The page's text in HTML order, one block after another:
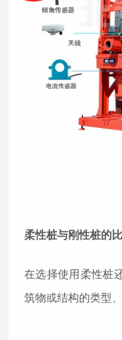
柔性桩与刚性桩的
在选择使用柔性桩
筑物或结构的类型